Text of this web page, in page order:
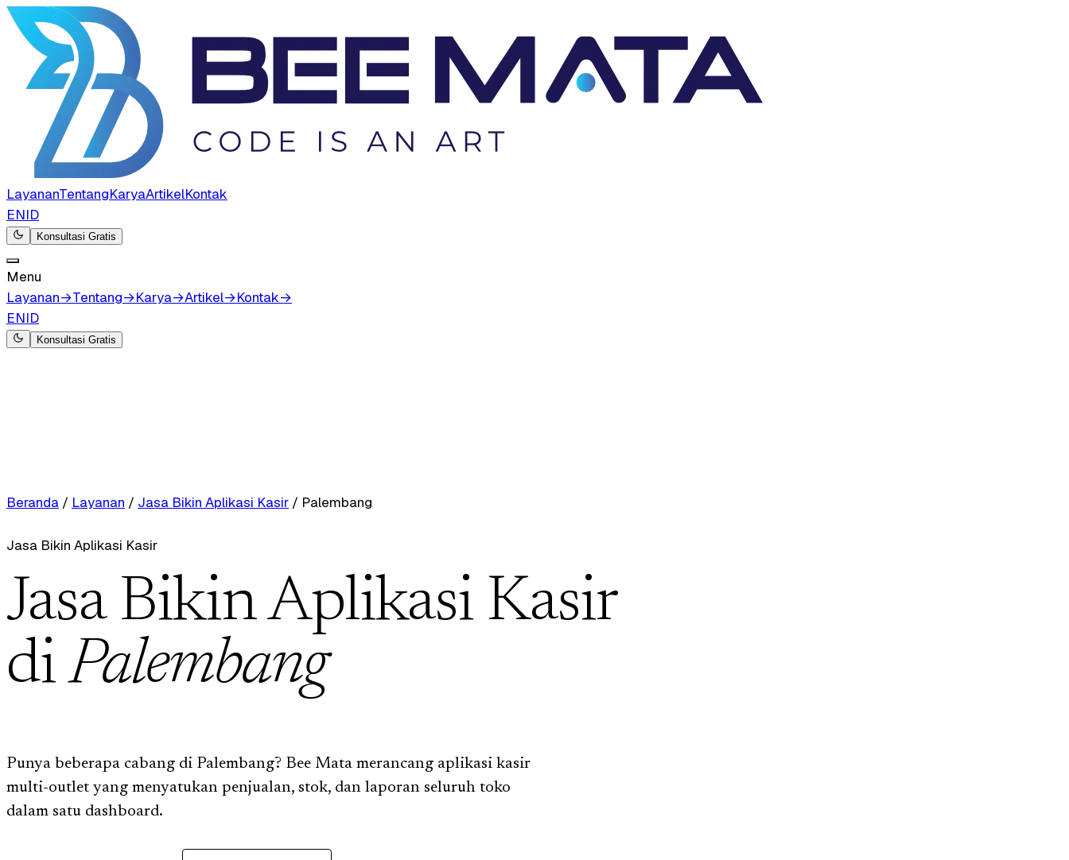
LayananTentangKaryaArtikelKontak
ENID
Konsultasi Gratis
Menu
Layanan→Tentang→Karya→Artikel→Kontak→
ENID
Konsultasi Gratis
Beranda / Layanan / Jasa Bikin Aplikasi Kasir / Palembang
Jasa Bikin Aplikasi Kasir
Jasa Bikin Aplikasi Kasir
diPalembang
Punya beberapa cabang di Palembang? Bee Mata merancang aplikasi kasir
multi-outlet yang menyatukan penjualan, stok, dan laporan seluruh toko
dalam satu dashboard.